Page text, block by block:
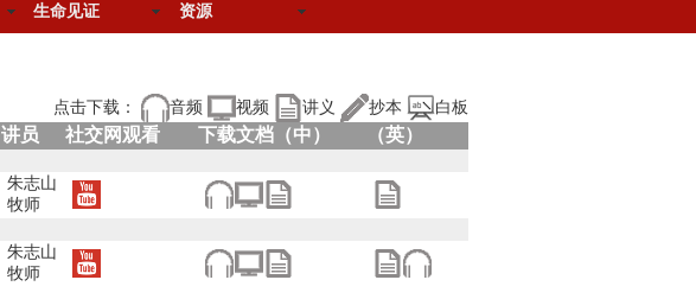
生命见证 资源
点击下载：
音频 视频 讲义 抄本 白板
讲员 社交网观看 下载文档（中） （英）
朱志山
牧师
朱志山
牧师